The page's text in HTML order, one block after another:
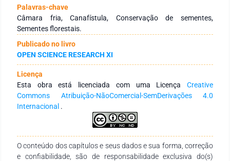
desenvolvimento inicial das plântulas. A condutividade
elétrica não foi correspondente à qualidade fisiológica das
sementes. A porcentagem de germinação para os
tratamentos durante o armazenamento não variou
significativamente e o índice de velocidade de germinação
aumentou após 180 dias de armazenamento quando
associado aos tratamentos T2 e T3. A frequência da
germinação passou a apresentar tendência unimodal para os
tratamentos e maior sincronismo, e o desenvolvimento inicial
das plântulas foi estimulado. O armazenamento das
sementes nas condições em que foi conduzido se
demonstrou eficiente em manter a qualidade fisiológica
aplicados após o armazenamento, refletiram maior eficiência
a partir de 180 dias, promovendo o aumento da
Palavras-chave
Câmara fria, Canafístula, Conservação de sementes,
Sementes florestais.
Publicado no livro
OPEN SCIENCE RESEARCH XI
Licença
Esta obra está licenciada com uma Licença Creative
Commons Atribuição-NãoComercial-SemDerivações 4.0
Internacional .
O conteúdo dos capítulos e seus dados e sua forma, correção
e confiabilidade, são de responsabilidade exclusiva do(s)